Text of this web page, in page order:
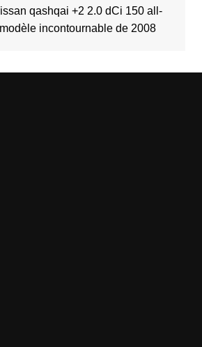
qashqai +2 2.0 dCi 150 all-
incontournable de 2008